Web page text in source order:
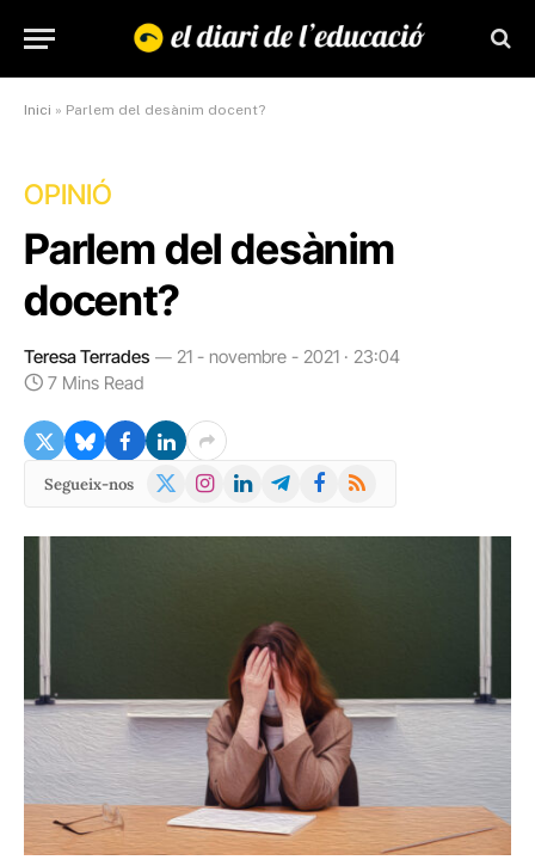
Inici » Parlem del desànim docent?
OPINIÓ
Parlem del desànim
docent?
Teresa Terrades
21 - novembre - 2021 · 23:04
7 Mins Read
Segueix-nos
X
Instagram
LinkedInTelegramFacebook
RSS